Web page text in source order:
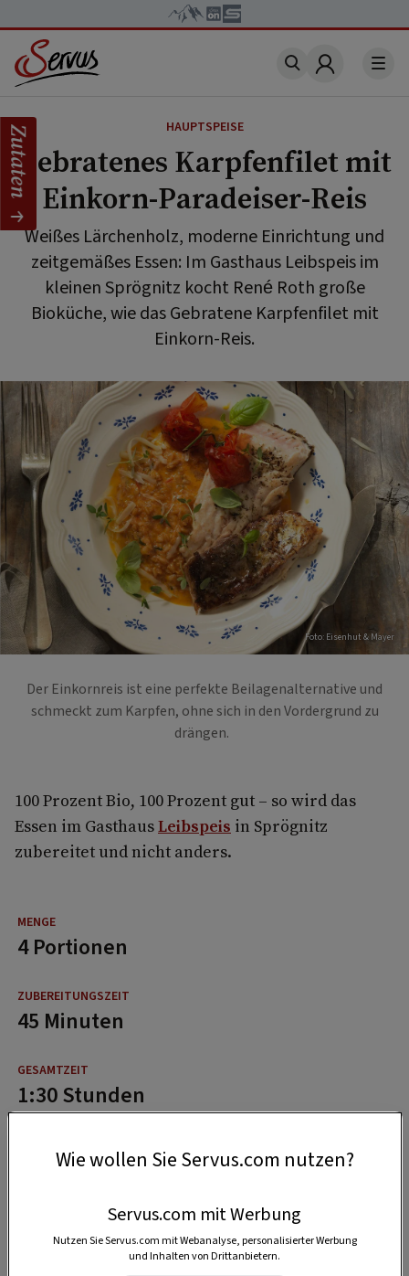
Account
HAUPTSPEISE
Gebratenes Karpfenfilet mit
Einkorn-Paradeiser-Reis
Weißes Lärchenholz, moderne Einrichtung und
zeitgemäßes Essen: Im Gasthaus Leibspeis im
kleinen Sprögnitz kocht René Roth große
Bioküche, wie das Gebratene Karpfenfilet mit
Einkorn-Reis.
Foto: Eisenhut & Mayer
Der Einkornreis ist eine perfekte Beilagenalternative und
schmeckt zum Karpfen, ohne sich in den Vordergrund zu
drängen.
100 Prozent Bio, 100 Prozent gut – so wird das
Essen im GasthausLeibspeis in Sprögnitz
zubereitet und nicht anders.
4 Portionen
45 Minuten
1:30 Stunden
Zutaten
Wie wollen Sie Servus.com nutzen?
Servus.com mit Werbung
Nutzen Sie Servus.com mit Webanalyse, personalisierter Werbung
und Inhalten von Drittanbietern.